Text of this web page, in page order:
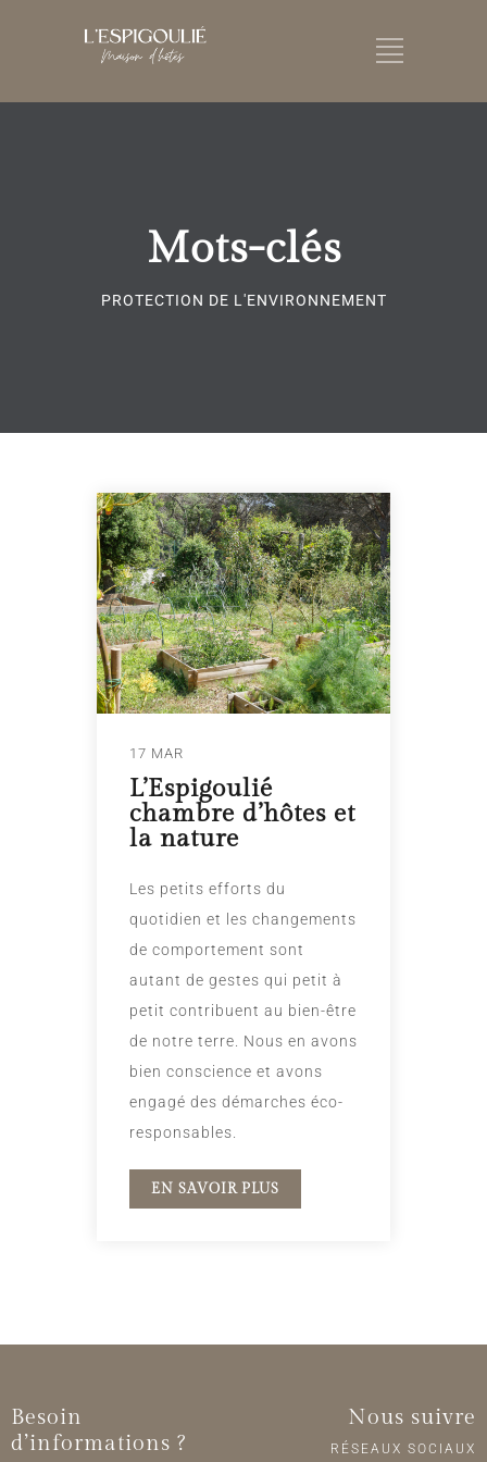
Mots-clés
PROTECTION DE L'ENVIRONNEMENT
17 MAR
L’Espigoulié
chambre d’hôtes et
la nature
Les petits efforts du
quotidien et les changements
de comportement sont
autant de gestes qui petit à
petit contribuent au bien-être
de notre terre. Nous en avons
bien conscience et avons
engagé des démarches éco-
responsables.
EN SAVOIR PLUS
Besoin
d’informations ?
Nous suivre
RÉSEAUX SOCIAUX